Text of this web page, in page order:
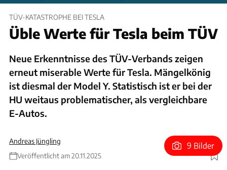
TÜV-KATASTROPHE BEI TESLA
Üble Werte für Tesla beim TÜV
Neue Erkenntnisse des TÜV-Verbands zeigen
erneut miserable Werte für Tesla. Mängelkönig
ist diesmal der Model Y. Statistisch ist er bei der
HU weitaus problematischer, als vergleichbare
E-Autos.
Andreas Jüngling
Veröffentlicht am 20.11.2025
Foto: Hans-Dieter Seufert
9 Bilder